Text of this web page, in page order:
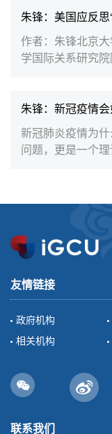
力、更没有卷入
方国家对中国崛
语承诺，也不取
和认知。由于国
朱锋：美国应反
作者：朱锋北京
学国际关系研究
的活跃程度、教
尖和军事实力，
天对世界秩序和
将大大超越其他
朱锋：新冠疫情
新冠肺炎疫情为
问题，更是一个
新书写了人类危机
理论认知和历史经
友情链接
政府机构
相关机构
联系我们